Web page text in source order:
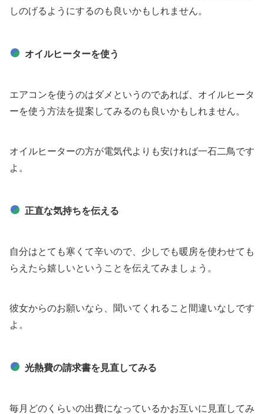
しのげるようにするのも良いかもしれません。
オイルヒーターを使う
エアコンを使うのはダメというのであれば、オイルヒータ
ーを使う方法を提案してみるのも良いかもしれません。
オイルヒーターの方が電気代よりも安ければ一石二鳥です
よ。
正直な気持ちを伝える
自分はとても寒くて辛いので、少しでも暖房を使わせても
らえたら嬉しいということを伝えてみましょう。
彼女からのお願いなら、聞いてくれること間違いなしです
よ。
光熱費の請求書を見直してみる
毎月どのくらいの出費になっているかお互いに見直してみ